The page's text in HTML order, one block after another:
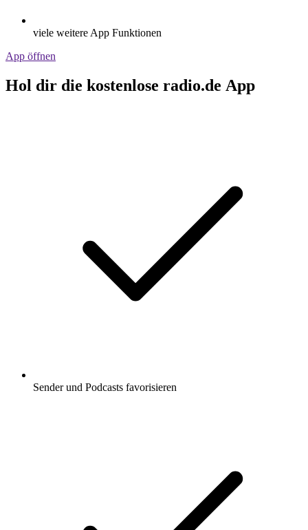
viele weitere App Funktionen
App öffnen
Hol dir die kostenlose radio.de App
Sender und Podcasts favorisieren